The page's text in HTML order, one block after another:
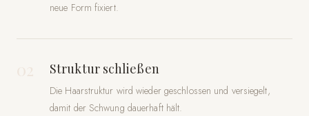
neue Form fixiert.
Struktur schließen
Die Haarstruktur wird wieder geschlossen und versiegelt,
damit der Schwung dauerhaft hält.